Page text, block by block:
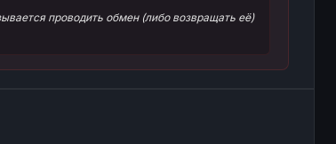
проводить обмен (либо возвращать её)